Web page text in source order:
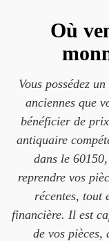
Où
Vous possédez
anciennes que
bénéficier de
antiquaire
dans le
reprendre vos
récentes, tout
financière. Il est
de vos pièces,